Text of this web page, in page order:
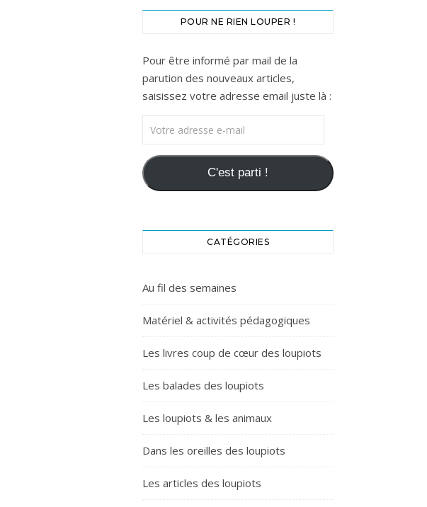
POUR NE RIEN LOUPER !
Pour être informé par mail de la
parution des nouveaux articles,
saisissez votre adresse email juste là :
Votre adresse e-mail
C'est parti !
CATÉGORIES
Au fil des semaines
Matériel & activités pédagogiques
Les livres coup de cœur des loupiots
Les balades des loupiots
Les loupiots & les animaux
Dans les oreilles des loupiots
Les articles des loupiots